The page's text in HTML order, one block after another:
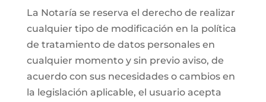
La Notaría se reserva el derecho de realizar
cualquier tipo de modificación en la política
de tratamiento de datos personales en
cualquier momento y sin previo aviso, de
acuerdo con sus necesidades o cambios en
la legislación aplicable, el usuario acepta